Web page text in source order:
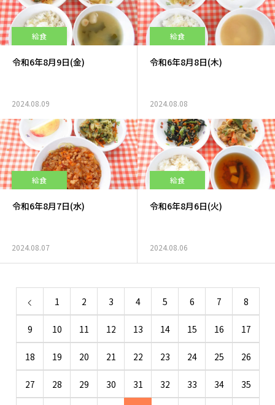
給食
令和6年8月9日(金)
2024.08.09
給食
令和6年8月8日(木)
2024.08.08
給食
令和6年8月7日(水)
2024.08.07
給食
令和6年8月6日(火)
2024.08.06
1 2 3 4 5 6 7 8
9 10 11 12 13 14 15 16 17
18 19 20 21 22 23 24 25 26
27 28 29 30 31 32 33 34 35